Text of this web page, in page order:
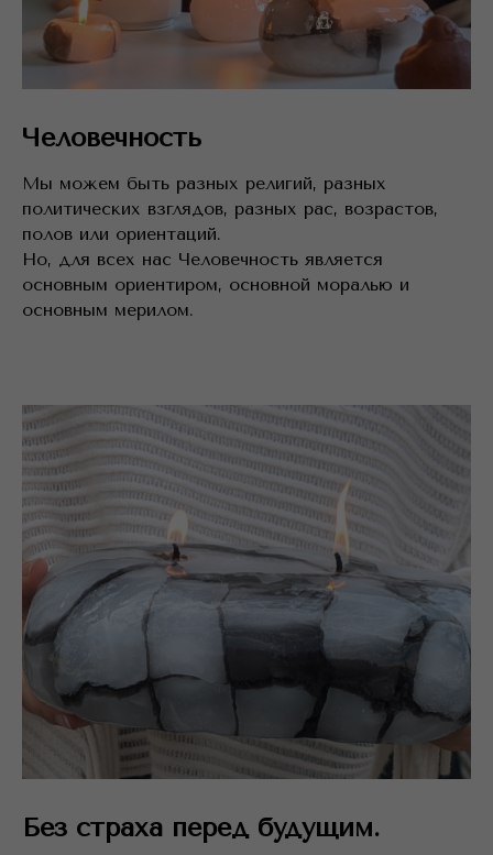
Человечность
Мы можем быть разных религий, разных
политических взглядов, разных рас, возрастов,
полов или ориентаций.
Но, для всех нас Человечность является
основным ориентиром, основной моралью и
основным мерилом.
Без страха перед будущим.